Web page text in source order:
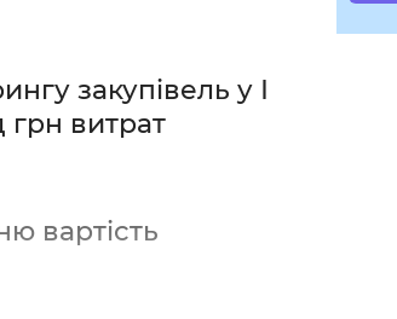
закупівель у І
грн витрат
вартість